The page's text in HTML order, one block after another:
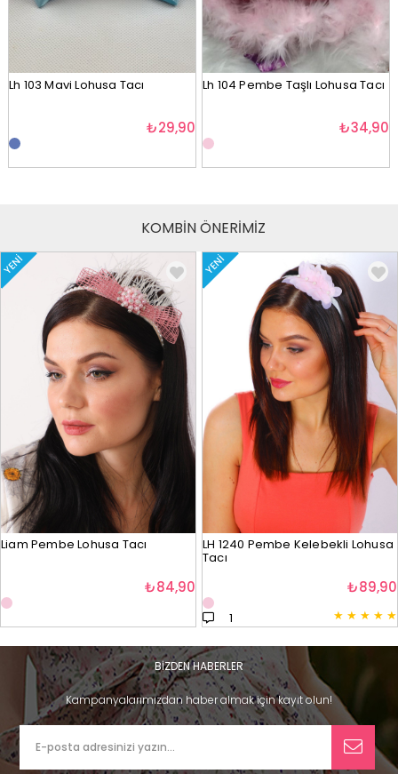
Lh 103 Mavi Lohusa Tacı
₺29,90
Lh 104 Pembe Taşlı Lohusa Tacı
₺34,90
KOMBİN ÖNERİMİZ
YENI
Liam Pembe Lohusa Tacı
₺84,90
YENI
LH 1240 Pembe Kelebekli Lohusa
Tacı
★ ★ ★ ★ ★
1
₺89,90
BİZDEN HABERLER
Kampanyalarımızdan haber almak için kayıt olun!